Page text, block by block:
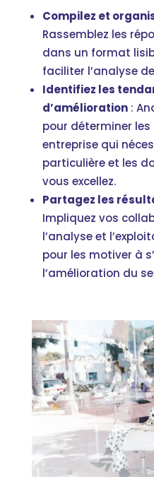
Compilez et
Rassemblez les
dans un format
faciliter l’analyse
Identifiez les
d’amélioration:
pour déterminer
entreprise qui
particulière et les
vous excellez.
Partagez les
Impliquez vos
l’analyse et
pour les motiver à
l’amélioration du